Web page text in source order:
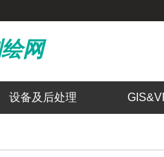
网
设备及后处理